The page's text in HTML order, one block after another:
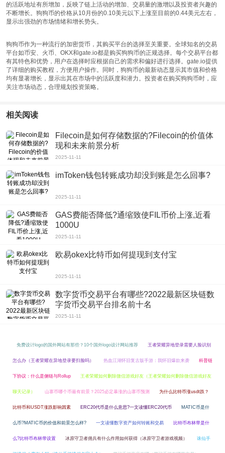
的活跃地址有所增加，反映了链上活动的增加、交易量的激增以及投资者兴趣的
不断增长。狗狗币的价格从10月份的0.10美元以下上涨至目前的0.44美元左右，
显示出强劲的市场情绪和增长势头。
狗狗币作为一种流行的加密货币，其购买平台的选择至关重要。全球知名的交易
平台如币安、火币、OKX和gate.io都是购买狗狗币的正规选择。每个交易平台都
有其特色和优势，用户在选择时应根据自己的需求和偏好进行选择。gate.io提供
了详细的购买教程，方便用户操作。同时，狗狗币的最新动态显示其市值和价格
均有显著增长，显示出其在市场中的活跃度和潜力。投资者在购买狗狗币时，应
关注市场动态，合理规划投资策略。
相关阅读
Filecoin是如何存储数据的?Filecoin的价值体
现和未来前景分析
2025-11-11
imToken钱包转账成功却没到账是怎么回事?
2025-11-11
GAS费能否降低?通缩致使FIL币价上涨,近看
1000U
2025-11-11
欧易okex比特币如何提现到支付宝
2025-11-11
数字货币交易平台有哪些?2022最新区块链数
字货币交易平台排名前十名
2025-11-11
免费设计logo的国外网站有那些？10个国外logo设计网站推荐 王者荣耀异地登录需要人脸识别
怎么办（王者荣耀在异地登录要扫脸吗） 热血江湖怀旧复古版手游：我怀旧爆款来袭 科普链
下协议：什么是侧链与Rollup 王者荣耀如何删除微信游戏好友（王者荣耀如何删除微信游戏好友
聊天记录） 山寨币哪个币最有前景？2025必定暴涨的山寨币预测 为什么比特币涨usdt跌？
比特币和USDT涨跌影响因素 ERC20代币是什么意思?一文读懂ERC20代币 MATIC币是什
么币?MATIC币的价值和前景怎么样? 一文读懂数字资产如何转账和交易 比特币布林带是什
么?比特币布林带设置 冰原守卫者佣兵有什么作用如何获得（冰原守卫者游戏视频） 诛仙手